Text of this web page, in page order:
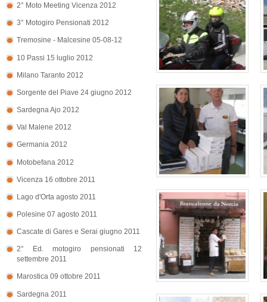
2° Moto Meeting Vicenza 2012
3° Motogiro Pensionati 2012
Tremosine - Malcesine 05-08-12
10 Passi 15 luglio 2012
Milano Taranto 2012
Sorgente del Piave 24 giugno 2012
Sardegna Ajo 2012
Val Malene 2012
Germania 2012
Motobefana 2012
Vicenza 16 ottobre 2011
Lago d'Orta agosto 2011
Polesine 07 agosto 2011
Cascate di Gares e Serai giugno 2011
2° Ed. motogiro pensionati 12
settembre 2011
Marostica 09 ottobre 2011
Sardegna 2011